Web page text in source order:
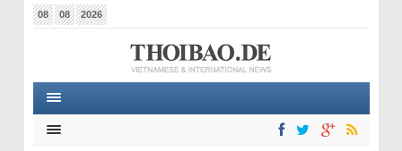
08 08 2026